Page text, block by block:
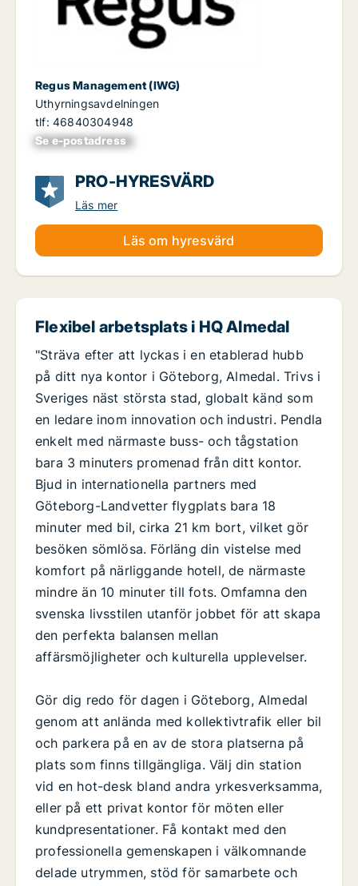
Regus Management (IWG)
Uthyrningsavdelningen
tlf: 46840304948
Se e-postadress
xxxxxxxxxxxxxxx
PRO-HYRESVÄRD
Läs mer
Läs om hyresvärd
Flexibel arbetsplats i HQ Almedal
"Sträva efter att lyckas i en etablerad hubb
på ditt nya kontor i Göteborg, Almedal. Trivs i
Sveriges näst största stad, globalt känd som
en ledare inom innovation och industri. Pendla
enkelt med närmaste buss- och tågstation
bara 3 minuters promenad från ditt kontor.
Bjud in internationella partners med
Göteborg-Landvetter flygplats bara 18
minuter med bil, cirka 21 km bort, vilket gör
besöken sömlösa. Förläng din vistelse med
komfort på närliggande hotell, de närmaste
mindre än 10 minuter till fots. Omfamna den
svenska livsstilen utanför jobbet för att skapa
den perfekta balansen mellan
affärsmöjligheter och kulturella upplevelser.
Gör dig redo för dagen i Göteborg, Almedal
genom att anlända med kollektivtrafik eller bil
och parkera på en av de stora platserna på
plats som finns tillgängliga. Välj din station
vid en hot-desk bland andra yrkesverksamma,
eller på ett privat kontor för möten eller
kundpresentationer. Få kontakt med den
professionella gemenskapen i välkomnande
delade utrymmen, stöd för samarbete och